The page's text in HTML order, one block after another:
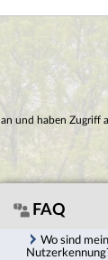
an und haben Zugriff
FAQ
Wo sind